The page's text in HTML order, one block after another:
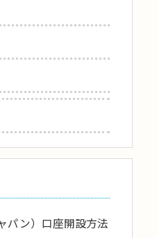
パン）口座開設方法